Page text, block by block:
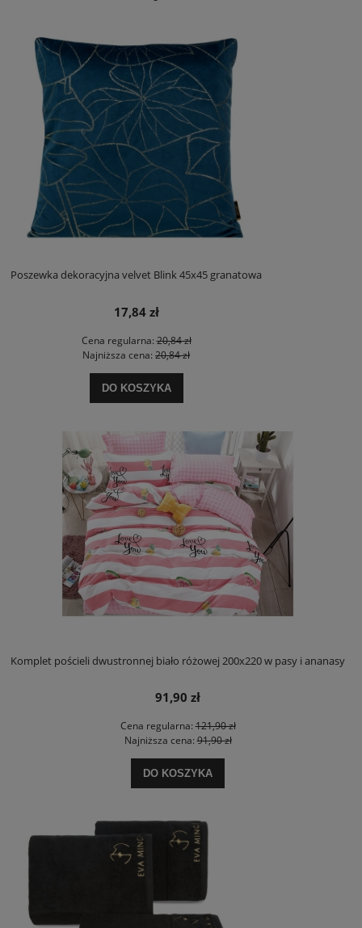
Poszewka dekoracyjna velvet Blink 45x45 granatowa
17,84 zł
Cena regularna:20,84 zł
Najniższa cena: 20,84 zł
DO KOSZYKA
Komplet pościeli dwustronnej biało różowej 200x220 w pasy i ananasy
91,90 zł
Cena regularna:121,90 zł
Najniższa cena:91,90 zł
DO KOSZYKA